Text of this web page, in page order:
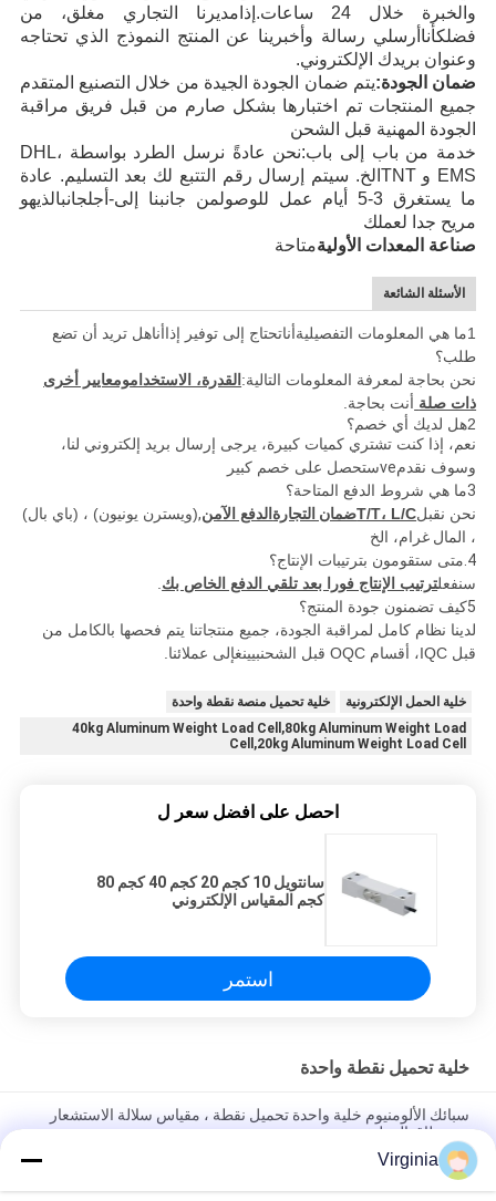
والخبرة
خلال 24 ساعات. إذا مديرنا التجاري مغلق، من
فضلكأنا أرسلي رسالة وأخبرينا عن المنتج
النموذج الذي تحتاجه
وعنوان بريدك الإلكتروني.
ضمان الجودة:يتم ضمان الجودة الجيدة من خلال التصنيع المتقدم
جميع المنتجات تم اختبارها بشكل صارم من قبل فريق مراقبة
الجودة المهنية قبل الشحن
خدمة من باب إلى باب:
نحن عادةً نرسل الطرد بواسطة DHL،
EMS و TNT الخ. سيتم إرسال رقم التتبع لك بعد التسليم. عادة
ما يستغرق 3-5 أيام عمل
للوصولمن جانبنا إلى-أجلجانبالذيهو
مريح جدا لعملك
صناعة المعدات الأوليةمتاحة
الأسئلة الشائعة
1ما هي المعلومات التفصيلية أناتحتاج إلى توفير إذاأناهل تريد أن تضع
طلب؟
نحن بحاجة لمعرفة المعلومات التالية: القدرة، الاستخدامومعايير أخرى
ذات صلة أنت بحاجة.
2هل لديك أي خصم؟
نعم، إذا كنت تشتري كميات كبيرة، يرجى إرسال بريد إلكتروني لنا،
وسوف نقدمveستحصل على خصم كبير
3ما هي شروط الدفع المتاحة؟
نحن نقبلT/T، L/Cضمان التجارة الدفع الآمن,(ويسترن يونيون) ، (باي بال)
، المال غرام، الخ
4. متى ستقومون بترتيبات الإنتاج؟
سنفعلترتيب الإنتاج فورا بعد تلقي الدفع الخاص بك
5كيف تضمنون جودة المنتج؟
لدينا نظام كامل لمراقبة الجودة، جميع منتجاتنا يتم فحصها بالكامل من
قبل IQC، أقسام OQC قبل الشحن
بيينغإلى عملائنا.
خلية الحمل الإلكترونية
خلية تحميل منصة نقطة واحدة
40kg Aluminum Weight Load Cell,80kg Aluminum Weight Load
Cell,20kg Aluminum Weight Load Cell
احصل على افضل سعر ل
سانتويل 10 كجم 20 كجم 40 كجم 80
كجم المقياس الإلكتروني
استمر
خلية تحميل نقطة واحدة
سبائك الألومنيوم خلية واحدة تحميل نقطة ، مقياس سلالة الاستشعار
عن نطاق المطبخ
خلية الناتج التناظرية المتاحة
Virginia